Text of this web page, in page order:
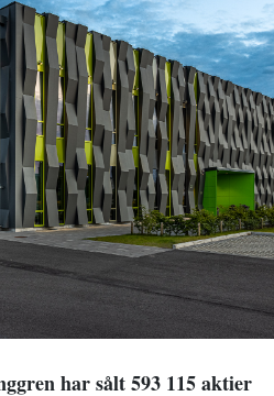
har sålt 593 115 aktier